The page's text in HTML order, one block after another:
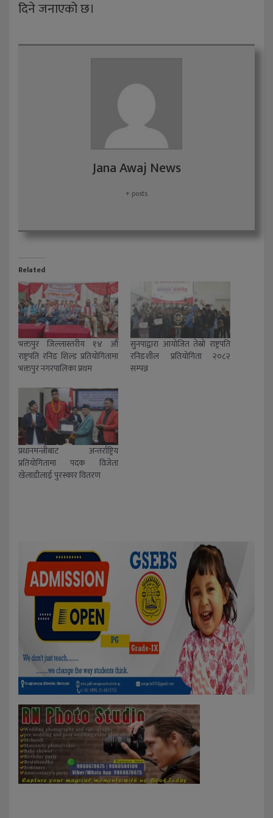
दिने जनाएको छ।
Jana Awaj News
+ posts
Related
भक्तपुर जिल्लास्तरीय १४ औँ
राष्ट्रपति रनिङ शिल्ड प्रतियोगितामा
भक्तपुर नगरपालिका प्रथम
सुनपाद्वारा आयोजित तेस्रो राष्ट्रपति
रनिङशील प्रतियोगिता २०८२
सम्पन्न
प्रधानमन्त्रीबाट अन्तर्राष्ट्रिय
प्रतियोगितामा पदक विजेता
खेलाडीलाई पुरस्कार वितरण